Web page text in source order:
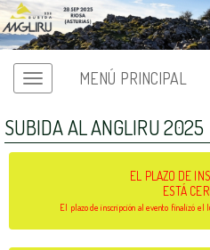
MENÚ PRINCIPAL
SUBIDA AL ANGLIRU 2025
EL PLAZO DE
ESTÁ
El plazo de inscripción al evento finalizó el